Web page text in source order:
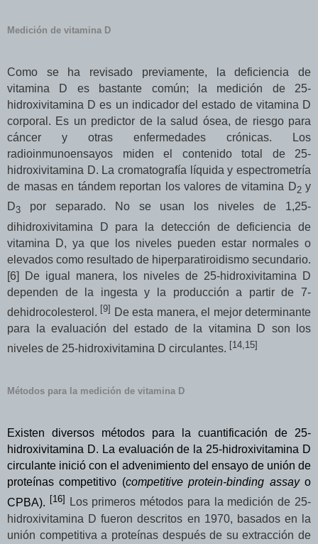
Medición de vitamina D
Como se ha revisado previamente, la deficiencia de
vitamina D es bastante común; la medición de 25-
hidroxivitamina D es un indicador del estado de vitamina D
corporal. Es un predictor de la salud ósea, de riesgo para
cáncer y otras enfermedades crónicas. Los
radioinmunoensayos miden el contenido total de 25-
hidroxivitamina D. La cromatografía líquida y espectrometría
de masas en tándem reportan los valores de vitamina D2y
D3 por separado. No se usan los niveles de 1,25-
dihidroxivitamina D para la detección de deficiencia de
vitamina D, ya que los niveles pueden estar normales o
elevados como resultado de hiperparatiroidismo secundario.
[6] De igual manera, los niveles de 25-hidroxivitamina D
dependen de la ingesta y la producción a partir de 7-
dehidrocolesterol. [9] De esta manera, e l mejor determinante
para la evaluación del estado de la vitamina D son los
niveles de 25-hidroxivitamina D circulantes. [14,15]
Métodos para la medición de vitamina D
Existen diversos métodos para la cuantificación de 25-
hidroxivitamina D. La evaluación de la 25-hidroxivitamina D
circulante inició con el advenimiento del ensayo de unión de
proteínas competitivo (competitive protein-binding assayo
CPBA). [16] Los primeros métodos para la medición de25-
hidroxivitamina D fueron descritos en 1970, basados en la
unión competitiva a proteínas después de su extracción de